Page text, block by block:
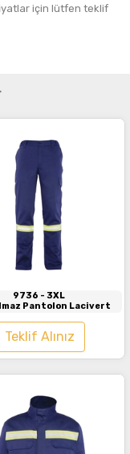
için lütfen teklif
İncele
9736 - 3XL
Pantolon Lacivert
Teklif Alınız